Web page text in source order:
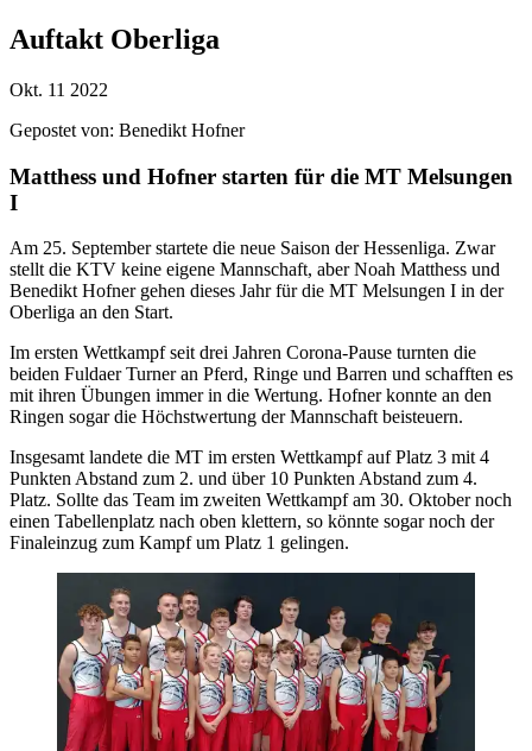
Auftakt Oberliga
Okt. 11 2022
Gepostet von: Benedikt Hofner
Matthess und Hofner starten für die MT Melsungen
I
Am 25. September startete die neue Saison der Hessenliga. Zwar
stellt die KTV keine eigene Mannschaft, aber Noah Matthess und
Benedikt Hofner gehen dieses Jahr für die MT Melsungen I in der
Oberliga an den Start.
Im ersten Wettkampf seit drei Jahren Corona-Pause turnten die
beiden Fuldaer Turner an Pferd, Ringe und Barren und schafften es
mit ihren Übungen immer in die Wertung. Hofner konnte an den
Ringen sogar die Höchstwertung der Mannschaft beisteuern.
Insgesamt landete die MT im ersten Wettkampf auf Platz 3 mit 4
Punkten Abstand zum 2. und über 10 Punkten Abstand zum 4.
Platz. Sollte das Team im zweiten Wettkampf am 30. Oktober noch
einen Tabellenplatz nach oben klettern, so könnte sogar noch der
Finaleinzug zum Kampf um Platz 1 gelingen.